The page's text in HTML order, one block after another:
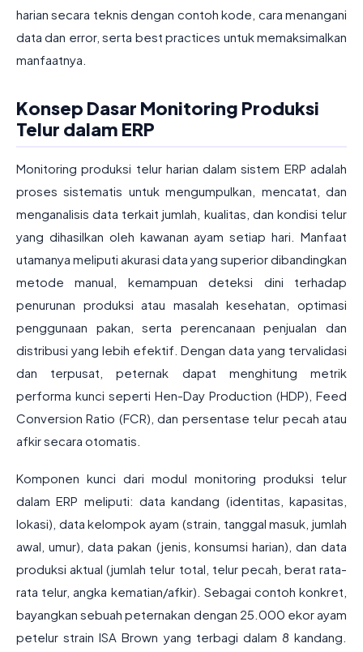
harian secara teknis dengan contoh kode, cara menangani
data dan error, serta best practices untuk memaksimalkan
manfaatnya.
Konsep Dasar Monitoring Produksi
Telur dalam ERP
Monitoring produksi telur harian dalam sistem ERP adalah
proses sistematis untuk mengumpulkan, mencatat, dan
menganalisis data terkait jumlah, kualitas, dan kondisi telur
yang dihasilkan oleh kawanan ayam setiap hari. Manfaat
utamanya meliputi akurasi data yang superior dibandingkan
metode manual, kemampuan deteksi dini terhadap
penurunan produksi atau masalah kesehatan, optimasi
penggunaan pakan, serta perencanaan penjualan dan
distribusi yang lebih efektif. Dengan data yang tervalidasi
dan terpusat, peternak dapat menghitung metrik
performa kunci seperti Hen-Day Production (HDP), Feed
Conversion Ratio (FCR), dan persentase telur pecah atau
afkir secara otomatis.
Komponen kunci dari modul monitoring produksi telur
dalam ERP meliputi: data kandang (identitas, kapasitas,
lokasi), data kelompok ayam (strain, tanggal masuk, jumlah
awal, umur), data pakan (jenis, konsumsi harian), dan data
produksi aktual (jumlah telur total, telur pecah, berat rata-
rata telur, angka kematian/afkir). Sebagai contoh konkret,
bayangkan sebuah peternakan dengan 25.000 ekor ayam
petelur strain ISA Brown yang terbagi dalam 8 kandang.